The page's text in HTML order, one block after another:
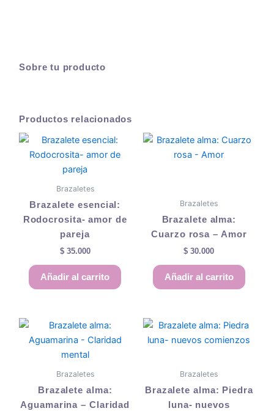
Sobre tu producto
Productos relacionados
Brazaletes
Brazalete esencial:
Rodocrosita- amor de
pareja
$35.000
Añadir al carrito
Brazaletes
Brazalete alma:
Cuarzo rosa – Amor
$ 30.000
Añadir al carrito
Brazaletes
Brazalete alma:
Aguamarina – Claridad
Brazaletes
Brazalete alma: Piedra
luna- nuevos